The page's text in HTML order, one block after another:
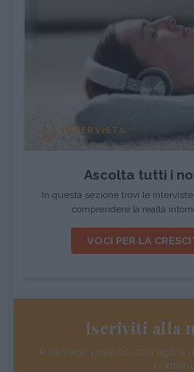
INTERVISTA
Ascolta tutti i
In questa sezione trovi le
comprendere la realtà
VOCI PER LA
Iscriviti alla
Riceverai preziosi consigli e